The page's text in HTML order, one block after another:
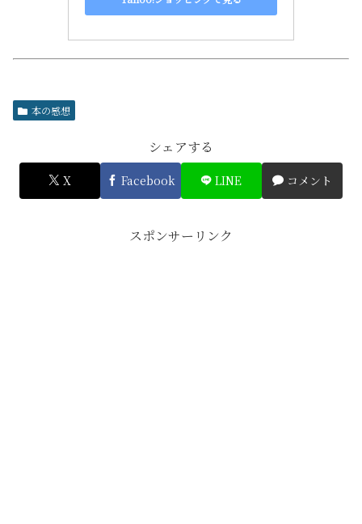
本の感想
シェアする
X Facebook LINE コメント
スポンサーリンク